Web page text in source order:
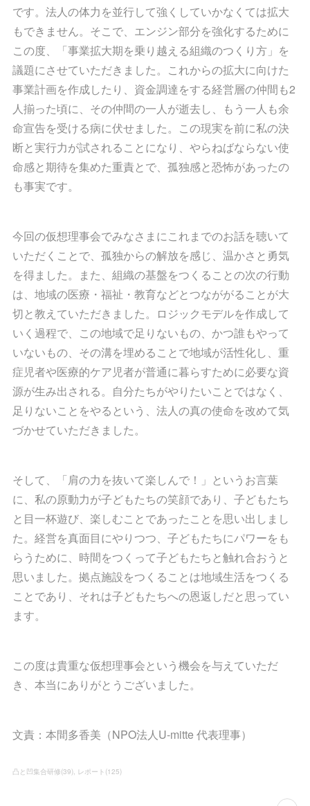
です。法人の体力を並行して強くしていかなくては拡大
もできません。そこで、エンジン部分を強化するために
この度、「事業拡大期を乗り越える組織のつくり方」を
議題にさせていただきました。これからの拡大に向けた
事業計画を作成したり、資金調達をする経営層の仲間も2
人揃った頃に、その仲間の一人が逝去し、もう一人も余
命宣告を受ける病に伏せました。この現実を前に私の決
断と実行力が試されることになり、やらねばならない使
命感と期待を集めた重責とで、孤独感と恐怖があったの
も事実です。
今回の仮想理事会でみなさまにこれまでのお話を聴いて
いただくことで、孤独からの解放を感じ、温かさと勇気
を得ました。また、組織の基盤をつくることの次の行動
は、地域の医療・福祉・教育などとつなががることが大
切と教えていただきました。ロジックモデルを作成して
いく過程で、この地域で足りないもの、かつ誰もやって
いないもの、その溝を埋めることで地域が活性化し、重
症児者や医療的ケア児者が普通に暮らすために必要な資
源が生み出される。自分たちがやりたいことではなく、
足りないことをやるという、法人の真の使命を改めて気
づかせていただきました。
そして、「肩の力を抜いて楽しんで！」というお言葉
に、私の原動力が子どもたちの笑顔であり、子どもたち
と目一杯遊び、楽しむことであったことを思い出しまし
た。経営を真面目にやりつつ、子どもたちにパワーをも
らうために、時間をつくって子どもたちと触れ合おうと
思いました。拠点施設をつくることは地域生活をつくる
ことであり、それは子どもたちへの恩返しだと思ってい
ます。
この度は貴重な仮想理事会という機会を与えていただ
き、本当にありがとうございました。
文責：本間多香美（NPO法人U-mitte 代表理事）
凸と凹集合研修(39) レポート (125)